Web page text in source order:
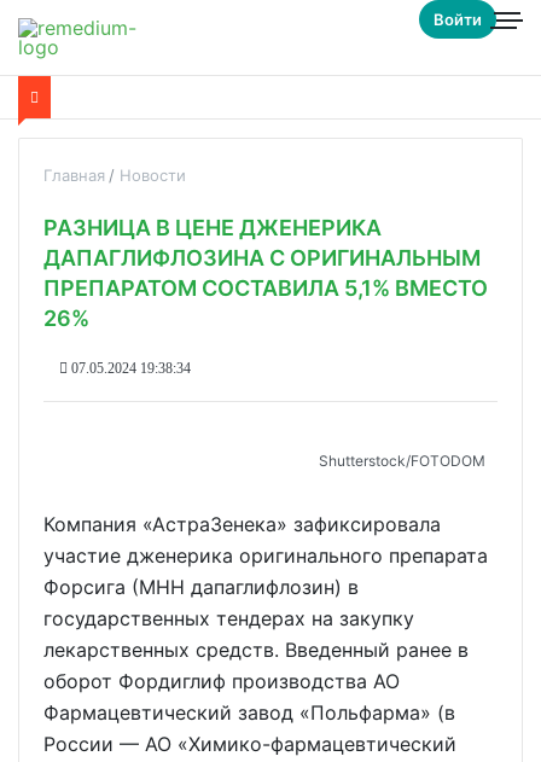
Войти
Главная Новости
РАЗНИЦА В ЦЕНЕ ДЖЕНЕРИКА
ДАПАГЛИФЛОЗИНА С ОРИГИНАЛЬНЫМ
ПРЕПАРАТОМ СОСТАВИЛА 5,1% ВМЕСТО
26%
07.05.2024 19:38:34
Shutterstoсk/FOTODOM
Компания «АстраЗенека» зафиксировала
участие дженерика оригинального препарата
Форсига (МНН дапаглифлозин) в
государственных тендерах на закупку
лекарственных средств. Введенный ранее в
оборот Фордиглиф производства АО
Фармацевтический завод «Польфарма» (в
России — АО «Химико-фармацевтический